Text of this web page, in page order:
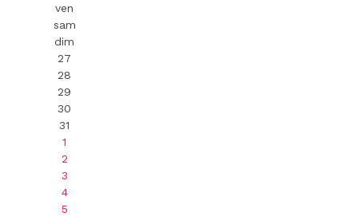
ven
sam
dim
27
28
29
30
31
1
2
3
4
5